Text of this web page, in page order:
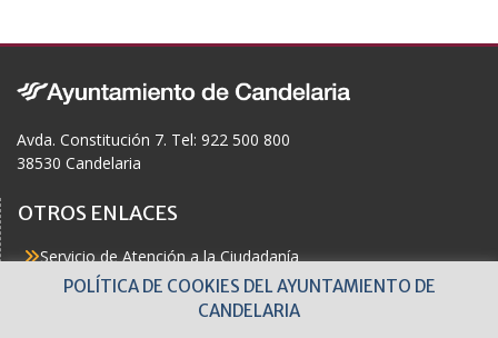
o
k
Avda. Constitución 7. Tel: 922 500 800
38530 Candelaria
OTROS ENLACES
Servicio de Atención a la Ciudadanía
Actualidad
POLÍTICA DE COOKIES DEL AYUNTAMIENTO DE
CANDELARIA